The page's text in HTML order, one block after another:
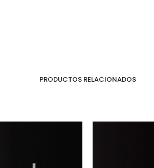
PRODUCTOS RELACIONADOS